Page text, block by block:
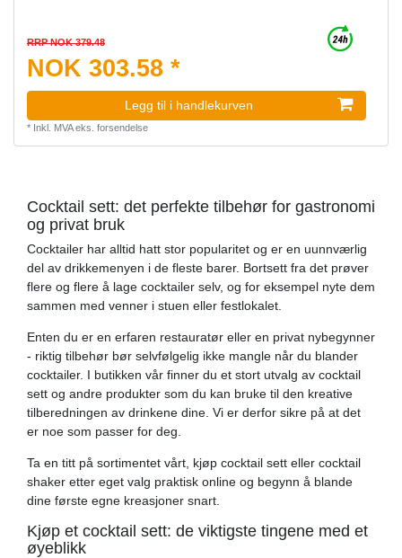
RRP NOK 379.48
NOK 303.58 *
Legg til i handlekurven
* Inkl. MVAeks. forsendelse
Cocktail sett: det perfekte tilbehør for gastronomi
og privat bruk
Cocktailer har alltid hatt stor popularitet og er en uunnværlig
del av drikkemenyen i de fleste barer. Bortsett fra det prøver
flere og flere å lage cocktailer selv, og for eksempel nyte dem
sammen med venner i stuen eller festlokalet.
Enten du er en erfaren restauratør eller en privat nybegynner
- riktig tilbehør bør selvfølgelig ikke mangle når du blander
cocktailer. I butikken vår finner du et stort utvalg av cocktail
sett og andre produkter som du kan bruke til den kreative
tilberedningen av drinkene dine. Vi er derfor sikre på at det
er noe som passer for deg.
Ta en titt på sortimentet vårt, kjøp cocktail sett eller cocktail
shaker etter eget valg praktisk online og begynn å blande
dine første egne kreasjoner snart.
Kjøp et cocktail sett: de viktigste tingene med et
øyeblikk